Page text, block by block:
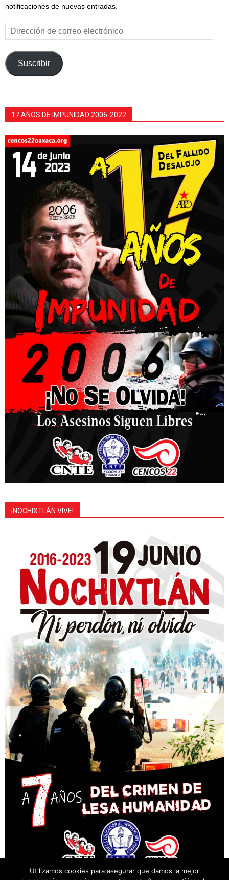
notificaciones de nuevas entradas.
Dirección
de
electrónico
Suscribir
17 AÑOS DE IMPUNIDAD 2006-2022
¡NOCHIXTLÁN VIVE!
Utilizamos cookies para asegurar que damos la mejor